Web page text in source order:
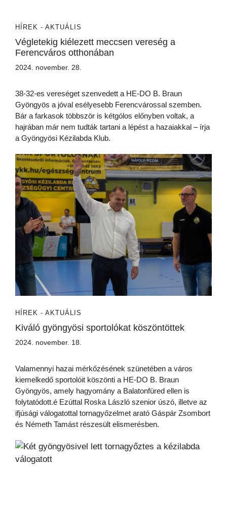
HÍREK - AKTUÁLIS
Végletekig kiélezett meccsen vereség a
Ferencváros otthonában
2024. november. 28.
38-32-es vereséget szenvedett a HE-DO B. Braun
Gyöngyös a jóval esélyesebb Ferencvárossal szemben.
Bár a farkasok többször is kétgólos előnyben voltak, a
hajrában már nem tudták tartani a lépést a hazaiakkal – írja
a Gyöngyösi Kézilabda Klub.
HÍREK - AKTUÁLIS
Kiváló gyöngyösi sportolókat köszöntöttek
2024. november. 18.
Valamennyi hazai mérkőzésének szünetében a város
kiemelkedő sportolóit köszönti a HE-DO B. Braun
Gyöngyös, amely hagyomány a Balatonfüred ellen is
folytatódott.é Ezúttal Roska László szenior úszó, illetve az
ifjúsági válogatottal tornagyőzelmet arató Gáspár Zsombort
és Németh Tamást részesült elismerésben.